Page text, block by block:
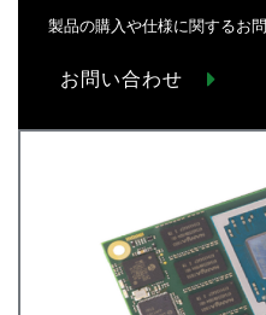
製品の購入や仕様に関するお
お問い合わせ